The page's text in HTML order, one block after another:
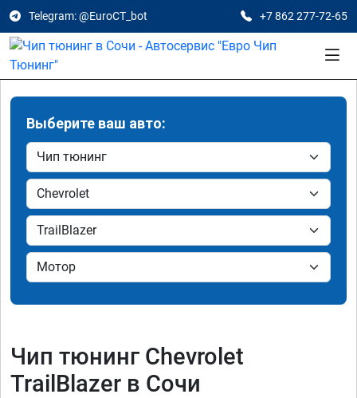
Telegram: @EuroCT_bot +7 862 277-72-65
Выберите ваш авто:
Чип тюнинг Chevrolet
TrailBlazer в Сочи